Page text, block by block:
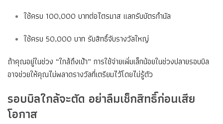
ใช้ครบ 100,000 บาทต่อไตรมาส แลกรับบัตรกำนัล
ใช้ครบ 50,000 บาท รับสิทธิ์จับรางวัลใหญ่
ถ้าคุณอยู่ในช่วง “ใกล้ถึงเป้า” การใช้จ่ายเพิ่มเล็กน้อยในช่วงปลายรอบบิล
อาจช่วยให้คุณไม่พลาดรางวัลที่เตรียมไว้โดยไม่รู้ตัว
รอบบิลใกล้จะตัด อย่าลืมเช็กสิทธิ์ก่อนเสีย
โอกาส